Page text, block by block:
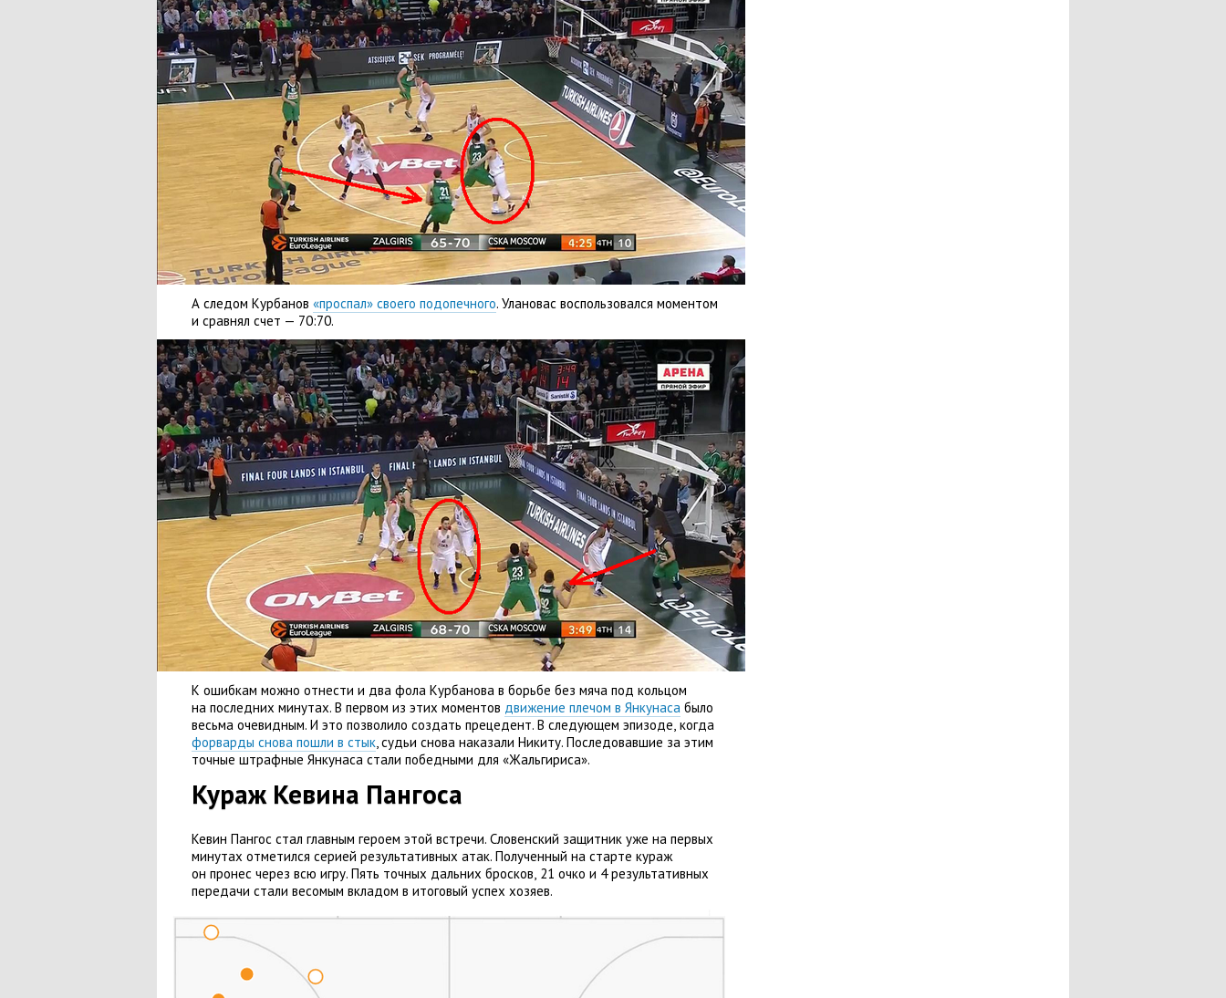
А следом Курбанов «проспал» своего подопечного. Улановас воспользовался моментом
и сравнял счет — 70:70.
К ошибкам можно отнести и два фола Курбанова в борьбе без мяча под кольцом
на последних минутах. В первом из этих моментов движение плечом в Янкунаса было
весьма очевидным. И это позволило создать прецедент. В следующем эпизоде, когда
форварды снова пошли в стык, судьи снова наказали Никиту. Последовавшие за этим
точные штрафные Янкунаса стали победными для «Жальгириса».
Кураж Кевина Пангоса
Кевин Пангос стал главным героем этой встречи. Словенский защитник уже на первых
минутах отметился серией результативных атак. Полученный на старте кураж
он пронес через всю игру. Пять точных дальних бросков, 21 очко и 4 результативных
передачи стали весомым вкладом в итоговый успех хозяев.